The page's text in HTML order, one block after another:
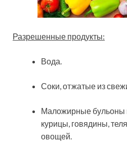
Разрешенные продукты:
Вода.
Соки, отжатые из
Маложирные бульоны
курицы, говядины,
овощей.